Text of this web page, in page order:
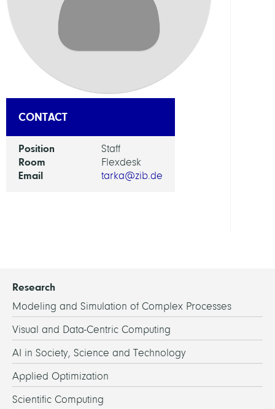
CONTACT
Position Staff
Room Flexdesk
Email tarka@zib.de
Research
Modeling and Simulation of Complex Processes
Visual and Data-Centric Computing
AI in Society, Science and Technology
Applied Optimization
Scientific Computing